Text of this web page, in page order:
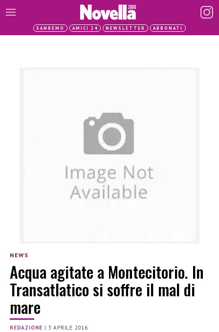
SANREMO AMICI 24 NEWSLETTER ABBONATI
NEWS
Acqua agitate a Montecitorio. In
Transatlatico si soffre il mal di
mare
REDAZIONE | 3 APRILE 2016